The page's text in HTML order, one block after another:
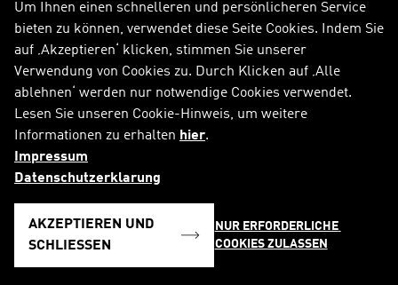
FOLGE UNS AUF
Alle Social Media Kanäle
Sitemap
Impressum
Deutsch
Um Ihnen einen schnelleren und persönlicheren Service
bieten zu können, verwendet diese Seite Cookies. Indem Sie
auf ‚Akzeptieren‘ klicken, stimmen Sie unserer
Verwendung von Cookies zu. Durch Klicken auf ‚Alle
ablehnen‘ werden nur notwendige Cookies verwendet.
Lesen Sie unseren Cookie-Hinweis, um weitere
Informationen zu erhalten hier.
Impressum
Datenschutzerklarung
AKZEPTIEREN UND
SCHLIESSEN
NUR ERFORDERLICHE
COOKIES ZULASSEN